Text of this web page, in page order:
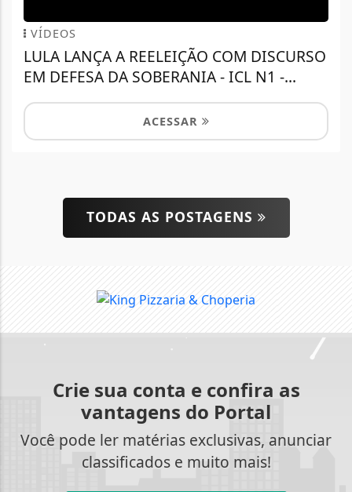
VÍDEOS
LULA LANÇA A REELEIÇÃO COM DISCURSO
EM DEFESA DA SOBERANIA - ICL N1 -...
ACESSAR
TODAS AS POSTAGENS
Crie sua conta e confira as
vantagens do Portal
Você pode ler matérias exclusivas, anunciar
classificados e muito mais!